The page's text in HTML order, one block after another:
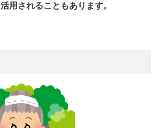
用されることもあります。